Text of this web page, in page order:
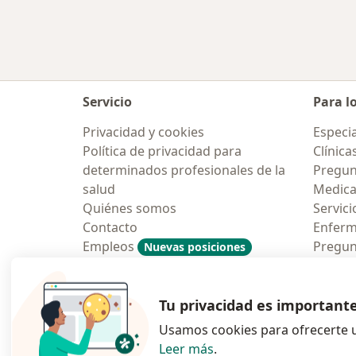
Servicio
Privacidad y cookies
Política de privacidad para
determinados profesionales de la
salud
Quiénes somos
Contacto
Empleos
Nuevas posiciones
Contratación
Para
Tu privacidad es
Usamos cookies para ofrecerte
Leer más.